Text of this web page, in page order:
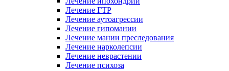
Лечение ГТР
Лечение аутоагрессии
Лечение гипомании
Лечение мании преследования
Лечение нарколепсии
Лечение неврастении
Лечение психоза